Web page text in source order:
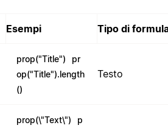
Esempi Tipo di
prop("Title")
pr
op("Title").length
()
Testo
prop(\"Text\")
p